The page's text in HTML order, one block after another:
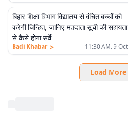
बिहार शिक्षा विभाग विद्यालय से वंचित बच्चों को
करेगी चिन्हित, जानिए मतदाता सूची की सहायता
से कैसे होगा सर्वे..
Badi Khabar > 11:30 AM. 9 Oct
Load More